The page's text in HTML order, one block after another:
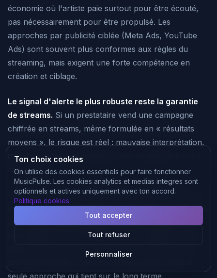
économie où l'artiste paie surtout pour être écouté,
pas nécessairement pour être propulsé. Les
approches par publicité ciblée (Meta Ads, YouTube
Ads) sont souvent plus conformes aux règles du
streaming, mais exigent une forte compétence en
création et ciblage.
Le signal d'alerte le plus robuste reste la garantie
de streams. Si un prestataire vend une campagne
chiffrée en streams, même formulée en « résultats
moyens », le risque est réel : mauvaise interprétation,
incitation à des mécaniques grises, et atteinte à votre
réputation.
En combinant le pitch Spotify for Artists (gratuit), un
ou deux outils de pitching ciblé (Groover, SubmitHub),
un diagnostic playlist (artist.tools) et une stratégie
publicitaire maîtrisée (Meta Ads via intellijend ou Two
Story Media), vous construisez un écosystème de
seule approche qui tient sur le long terme.
Ton choix cookies
On utilise des cookies essentiels pour faire fonctionner
MusicPulse. Les cookies analytics et medias integres sont
optionnels et actives uniquement avec ton accord.
Politique cookies
Personnaliser
Tout refuser
Tout accepter